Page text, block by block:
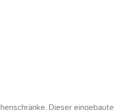
Dieser eingebaute